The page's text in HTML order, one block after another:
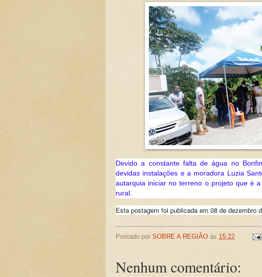
Devido a constante falta de água no
devidas instalações e a moradora Luzia
autarquia iniciar no terreno o projeto que é
rural.
Esta postagem foi publicada em 08 de dezembro
Postado por SOBRE A REGIÃO às 15:22
Nenhum comentário: